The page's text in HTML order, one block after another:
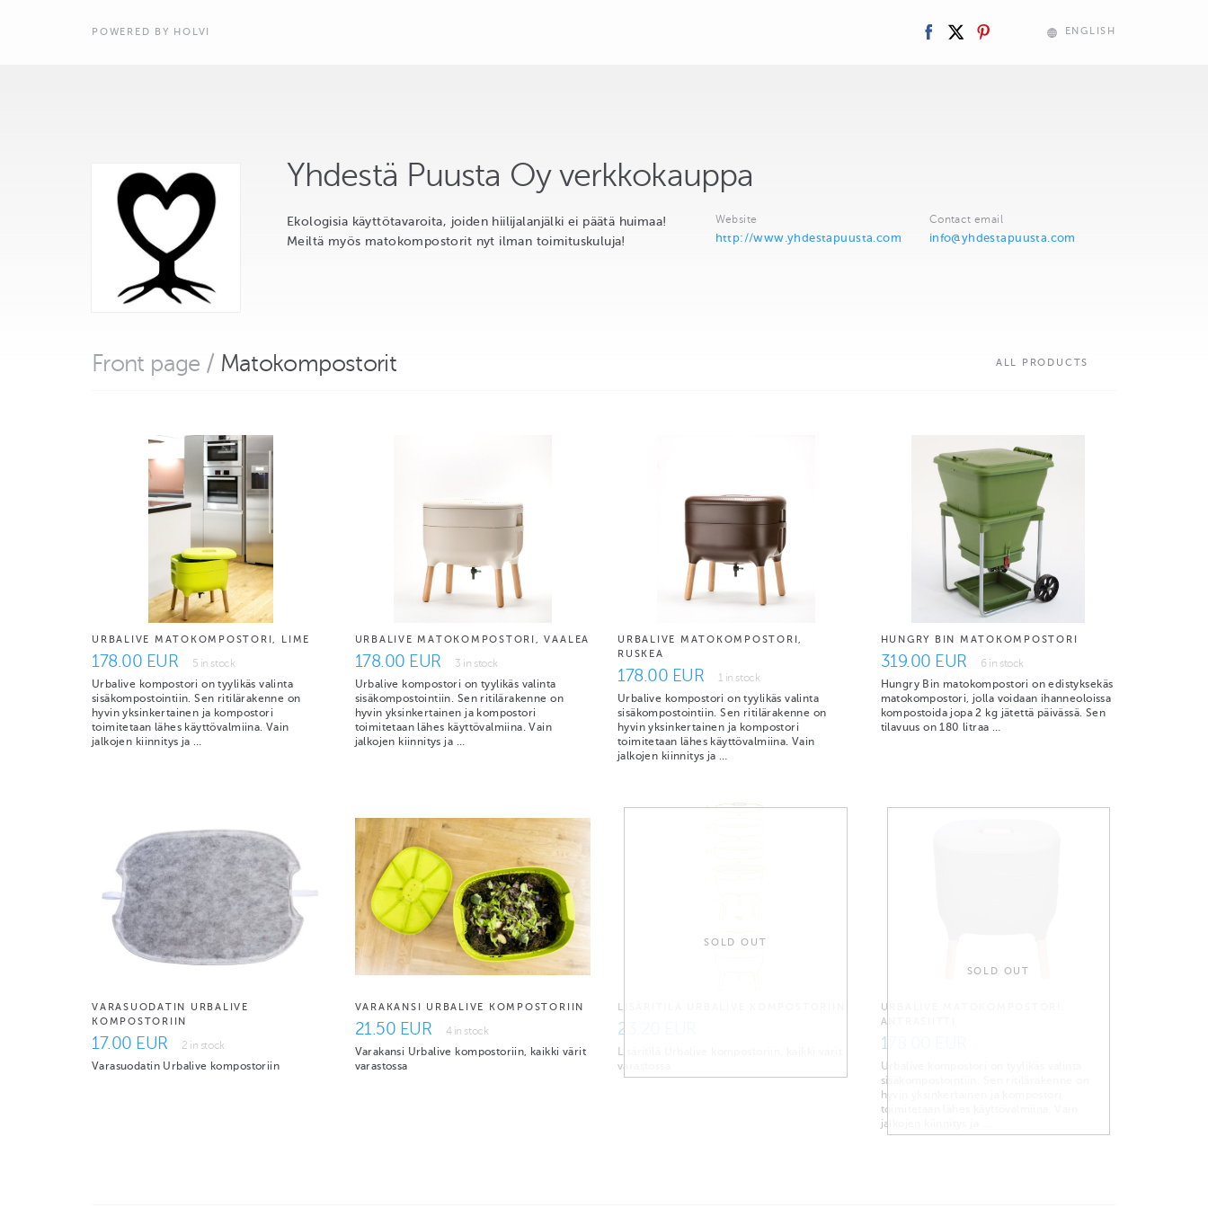
POWERED BY HOLVI ENGLISH
Yhdestä Puusta Oy verkkokauppa
Ekologisia käyttötavaroita, joiden hiilijalanjälki ei päätä huimaa!
Meiltä myös matokompostorit nyt ilman toimituskuluja!
Website
http://www.yhdestapuusta.com
Contact email
info@yhdestapuusta.com
Front page / Matokompostorit ALL PRODUCTS
URBALIVE MATOKOMPOSTORI, LIME
178.00 EUR 5 in stock
Urbalive kompostori on tyylikäs valinta
sisäkompostointiin. Sen ritilärakenne on
hyvin yksinkertainen ja kompostori
toimitetaan lähes käyttövalmiina. Vain
jalkojen kiinnitys ja …
URBALIVE MATOKOMPOSTORI, VAALEA
178.00 EUR 3 in stock
Urbalive kompostori on tyylikäs valinta
sisäkompostointiin. Sen ritilärakenne on
hyvin yksinkertainen ja kompostori
toimitetaan lähes käyttövalmiina. Vain
jalkojen kiinnitys ja …
URBALIVE MATOKOMPOSTORI,
RUSKEA
178.00 EUR 1 in stock
Urbalive kompostori on tyylikäs valinta
sisäkompostointiin. Sen ritilärakenne on
hyvin yksinkertainen ja kompostori
toimitetaan lähes käyttövalmiina. Vain
jalkojen kiinnitys ja …
HUNGRY BIN MATOKOMPOSTORI
319.00 EUR 6 in stock
Hungry Bin matokompostori on edistyksekäs
matokompostori, jolla voidaan ihanneoloissa
kompostoida jopa 2 kg jätettä päivässä. Sen
tilavuus on 180 litraa …
VARASUODATIN URBALIVE
KOMPOSTORIIN
17.00 EUR 2 in stock
Varasuodatin Urbalive kompostoriin
VARAKANSI URBALIVE KOMPOSTORIIN
21.50 EUR 4 in stock
Varakansi Urbalive kompostoriin, kaikki värit
varastossa
LISÄRITILÄ URBALIVE KOMPOSTORIIN
23.20 EUR
Lisäritilä Urbalive kompostoriin, kaikki värit
varastossa
SOLD OUT
URBALIVE MATOKOMPOSTORI,
ANTRASIITTI
178.00 EUR
Urbalive kompostori on tyylikäs valinta
sisäkompostointiin. Sen ritilärakenne on
hyvin yksinkertainen ja kompostori
toimitetaan lähes käyttövalmiina. Vain
jalkojen kiinnitys ja …
SOLD OUT